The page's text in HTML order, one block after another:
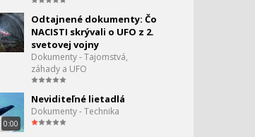
Odtajnené dokumenty: Čo
NACISTI skrývali o UFO z 2.
svetovej vojny
Dokumenty - Tajomstvá,
záhady a UFO
0:00
Neviditeľné lietadlá
Dokumenty - Technika